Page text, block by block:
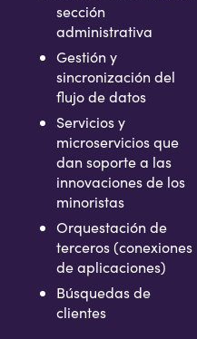
sección
administrativa
Gestión y
sincronización del
flujo de datos
Servicios y
microservicios que
dan soporte a las
innovaciones de los
minoristas
Orquestación de
terceros (conexiones
de aplicaciones)
Búsquedas de
clientes